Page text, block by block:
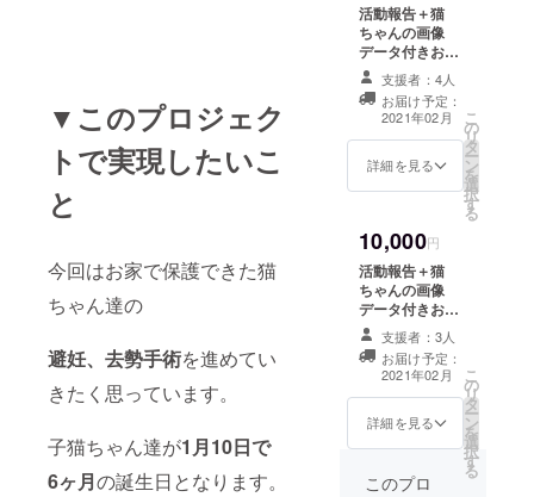
▼このプロジェク
トで実現したいこ
と
今回はお家で保護できた猫
ちゃん達の
避妊、去勢手術を進めてい
きたく思っています。
子猫ちゃん達が1月10日で
6ヶ月の誕生日となります。
活動報告＋猫
ちゃんの画像
データ付きお礼
メール(2枚) (複
数のリターンを
お選び頂いた場
合は、画像の枚
数も合計分お送
りします)
支援者：4人
お届け予定：
2021年02月
詳細を見る
こ
の
リ
タ
ー
ン
を
選
択
す
る
10,000円
活動報告＋猫
ちゃんの画像
データ付きお礼
メール(3枚) (複
数のリターンを
お選び頂いた場
合は、画像の枚
数も合計分お送
りします)
支援者：3人
お届け予定：
2021年02月
詳細を見る
こ
の
リ
タ
ー
ン
を
選
択
す
る
このプロ